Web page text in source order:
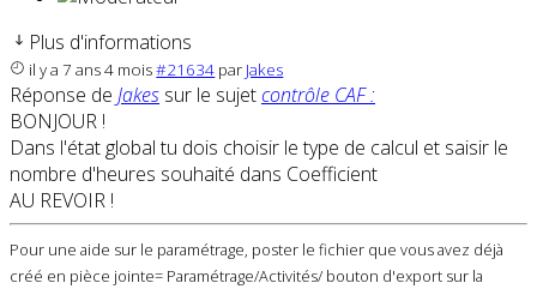
Plus d'informations
il y a 7 ans 4 mois#21634 par Jakes
Réponse de Jakes sur le sujetcontrôle CAF :
BONJOUR !
Dans l'état global tu dois choisir le type de calcul et saisir le
nombre d'heures souhaité dans Coefficient
AU REVOIR !
Pour une aide sur le paramétrage, poster le fichier que vous avez déjà
créé en pièce jointe= Paramétrage/Activités/ bouton d'export sur la